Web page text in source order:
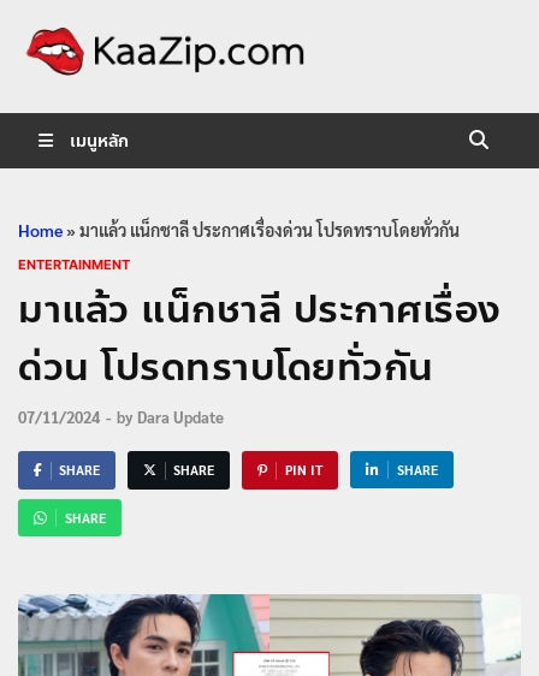
เมนูหลัก
Home»มาแล้ว แน็กชาลี ประกาศเรื่องด่วน โปรดทราบโดยทั่วกัน
ENTERTAINMENT
มาแล้ว แน็กชาลี ประกาศเรื่อง
ด่วน โปรดทราบโดยทั่วกัน
07/11/2024 - by Dara Update
SHARE SHARE PIN IT SHARE
SHARE